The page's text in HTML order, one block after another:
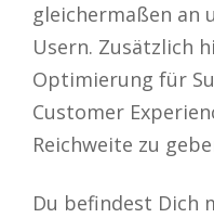
gleichermaßen an
Usern. Zusätzlich
Optimierung für
Customer
Reichweite zu
Du befindest Dich